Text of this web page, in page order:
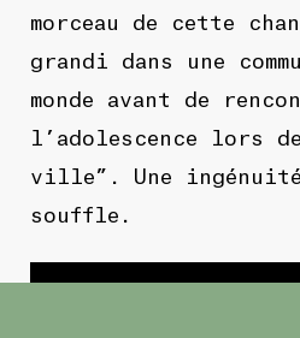
morceau de cette
grandi dans une
monde avant de
l’adolescence lors
ville”. Une
souffle.